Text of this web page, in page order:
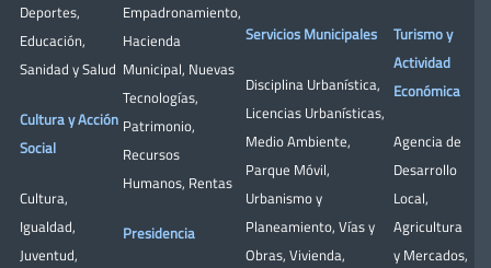
Deportes,
Educación,
Sanidad y Salud
Cultura y Acción
Social
Cultura,
Igualdad,
Juventud,
Empadronamiento,
Hacienda
Municipal, Nuevas
Tecnologías,
Patrimonio,
Recursos
Humanos, Rentas
Presidencia
Servicios Municipales
Disciplina Urbanística,
Licencias Urbanísticas,
Medio Ambiente,
Parque Móvil,
Urbanismo y
Planeamiento, Vías y
Obras, Vivienda,
Turismo y
Actividad
Económica
Agencia de
Desarrollo
Local,
Agricultura
y Mercados,